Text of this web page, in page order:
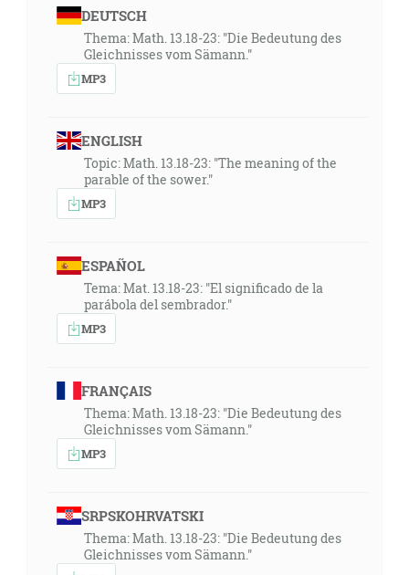
DEUTSCH
Thema: Math. 13.18-23: "Die Bedeutung des
Gleichnisses vom Sämann."
MP3
ENGLISH
Topic: Math. 13.18-23: "The meaning of the
parable of the sower."
MP3
ESPAÑOL
Tema: Mat. 13.18-23: "El significado de la
parábola del sembrador."
MP3
FRANÇAIS
Thema: Math. 13.18-23: "Die Bedeutung des
Gleichnisses vom Sämann."
MP3
SRPSKOHRVATSKI
Thema: Math. 13.18-23: "Die Bedeutung des
Gleichnisses vom Sämann."